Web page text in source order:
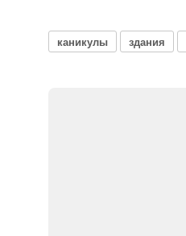
каникулы здания